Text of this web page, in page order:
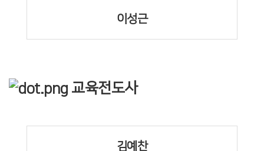
이성근
교육전도사
김예찬